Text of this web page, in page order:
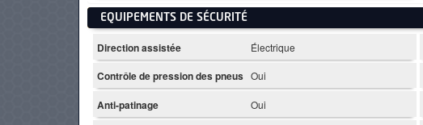
EQUIPEMENTS DE SÉCURITÉ
Direction assistée Électrique
Contrôle de pression des pneus Oui
Anti-patinage Oui